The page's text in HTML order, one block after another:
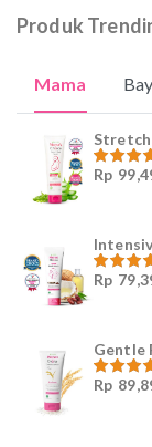
Produk
Mama
Dinilai
Rp
Dinilai
Rp
Gentle
Dinilai
Rp